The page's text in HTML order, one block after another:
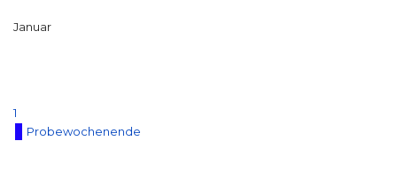
Januar
1
Probewochenende